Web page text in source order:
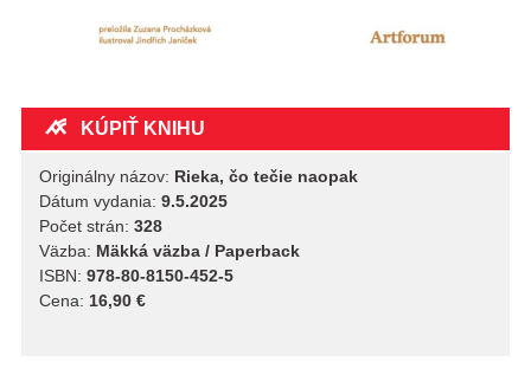
KÚPIŤ KNIHU
Originálny názov: Rieka, čo tečie naopak
Dátum vydania: 9.5.2025
Počet strán: 328
Väzba: Mäkká väzba / Paperback
ISBN: 978-80-8150-452-5
Cena: 16,90 €